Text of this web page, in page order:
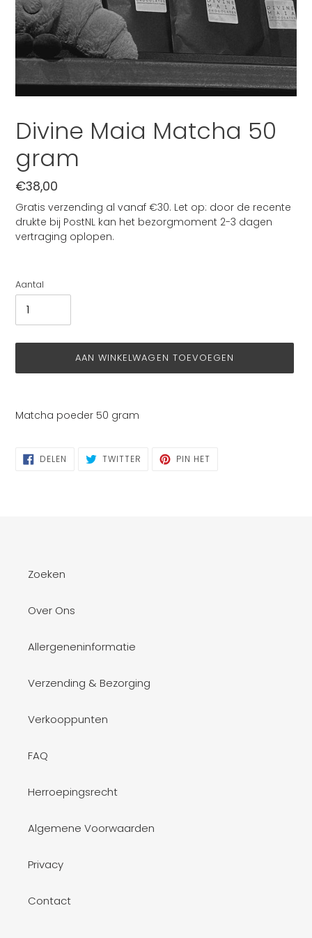
Divine Maia Matcha 50
gram
Normale
prijs
€38,00
Gratis verzending al vanaf €30. Let op: door de recente
drukte bij PostNL kan het bezorgmoment 2-3 dagen
vertraging oplopen.
Aantal
AAN WINKELWAGEN TOEVOEGEN
toegevoegen
aan
winkelwagen
Matcha poeder 50 gram
DELEN DELEN TWITTER TWITTERENPIN HET
Zoeken
Over Ons
Allergeneninformatie
Verzending & Bezorging
Verkooppunten
FAQ
Herroepingsrecht
Algemene Voorwaarden
Privacy
Contact